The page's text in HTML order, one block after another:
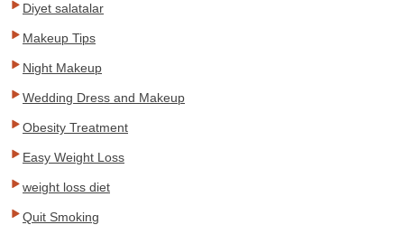
Diyet salatalar
Makeup Tips
Night Makeup
Wedding Dress and Makeup
Obesity Treatment
Easy Weight Loss
weight loss diet
Quit Smoking